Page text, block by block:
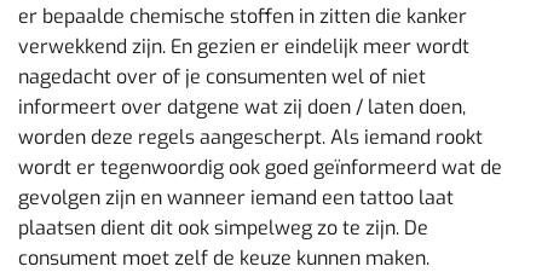
er bepaalde chemische stoffen in zitten die kanker
verwekkend zijn. En gezien er eindelijk meer wordt
nagedacht over of je consumenten wel of niet
informeert over datgene wat zij doen / laten doen,
worden deze regels aangescherpt. Als iemand rookt
wordt er tegenwoordig ook goed geïnformeerd wat de
gevolgen zijn en wanneer iemand een tattoo laat
plaatsen dient dit ook simpelweg zo te zijn. De
consument moet zelf de keuze kunnen maken.